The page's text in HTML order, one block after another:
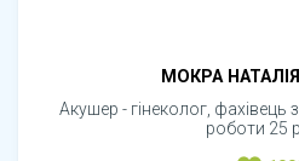
МОКРА НАТАЛІЯ
Акушер - гінеколог, фахівець
роботи 25